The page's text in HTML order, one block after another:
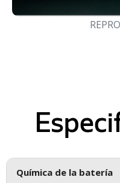
Química de la batería